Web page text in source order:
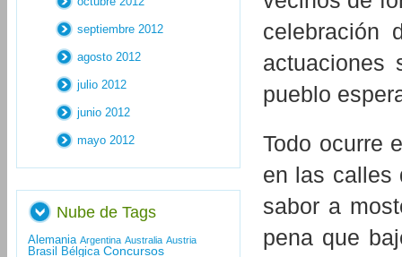
celebración
actuaciones
pueblo
Todo ocurre
en las calles
sabor a
pena que
septiembre 2012
agosto 2012
julio 2012
junio 2012
mayo 2012
Nube de Tags
Alemania Argentina Australia Austria
Brasil Bélgica Concursos